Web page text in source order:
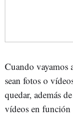
Cuando vayamos
sean fotos o
quedar, además
vídeos en función